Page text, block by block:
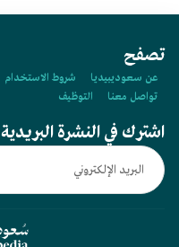
تصفح
عن سعوديبيديا شروط الاستخدام
تواصل معنا
التوظيف
اشترك في النشرة البريدية